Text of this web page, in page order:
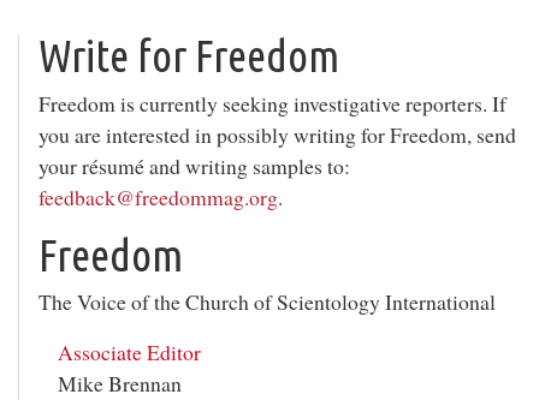
Write for Freedom
Freedom is currently seeking investigative reporters. If
you are interested in possibly writing for Freedom, send
your résumé and writing samples to:
feedback@freedommag.org.
Freedom
The Voice of theChurch of Scientology International
Associate Editor
Mike Brennan